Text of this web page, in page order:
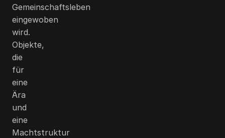
Gemeinschaftsleben
eingewoben
wird.
Objekte,
die
für
eine
Ära
und
eine
Machtstruktur